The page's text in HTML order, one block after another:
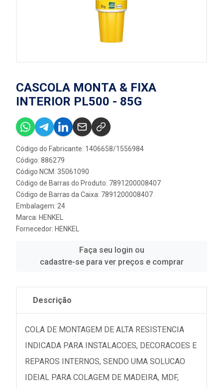
CASCOLA MONTA & FIXA
INTERIOR PL500 - 85G
Código do Fabricante: 1406658/1556984
Código: 886279
Código NCM: 35061090
Código de Barras do Produto: 7891200008407
Código de Barras da Caixa: 7891200008407
Embalagem: 24
Marca: HENKEL
Fornecedor: HENKEL
Faça seu login ou
cadastre-se para ver preços e comprar
Descrição
COLA DE MONTAGEM DE ALTA RESISTENCIA
INDICADA PARA INSTALACOES, DECORACOES E
REPAROS INTERNOS, SENDO UMA SOLUCAO
IDEIAL PARA COLAGEM DE MADEIRA, MDF,